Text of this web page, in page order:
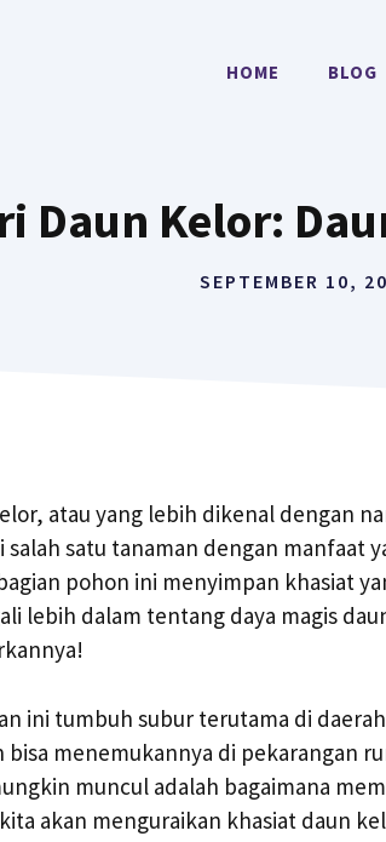
HOME BLOG
Daun Kelor:
SEPTEMBER 10,
atau yang lebih dikenal dengan
salah satu tanaman dengan manfaat
pohon ini menyimpan khasiat
lebih dalam tentang daya magis
ini tumbuh subur terutama di
bisa menemukannya di pekarangan
muncul adalah bagaimana
akan menguraikan khasiat daun